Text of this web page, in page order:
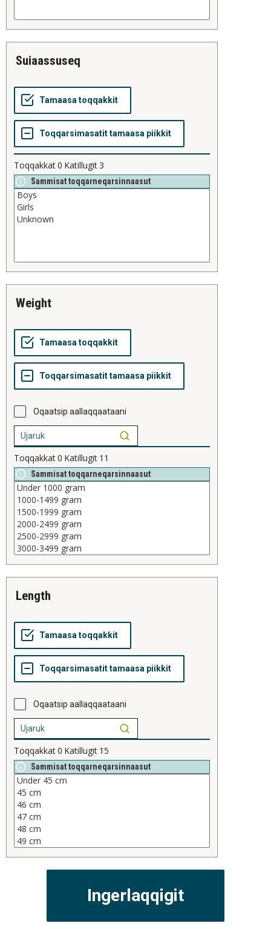
suiaassuseq
Toqqakkat0 Katillugit3
Sammisat toqqarneqarsinnaasut
weight
Oqaatsip aallaqqaataani
Toqqakkat0 Katillugit 11
Sammisat toqqarneqarsinnaasut
length
Oqaatsip aallaqqaataani
Toqqakkat0 Katillugit 15
Sammisat toqqarneqarsinnaasut